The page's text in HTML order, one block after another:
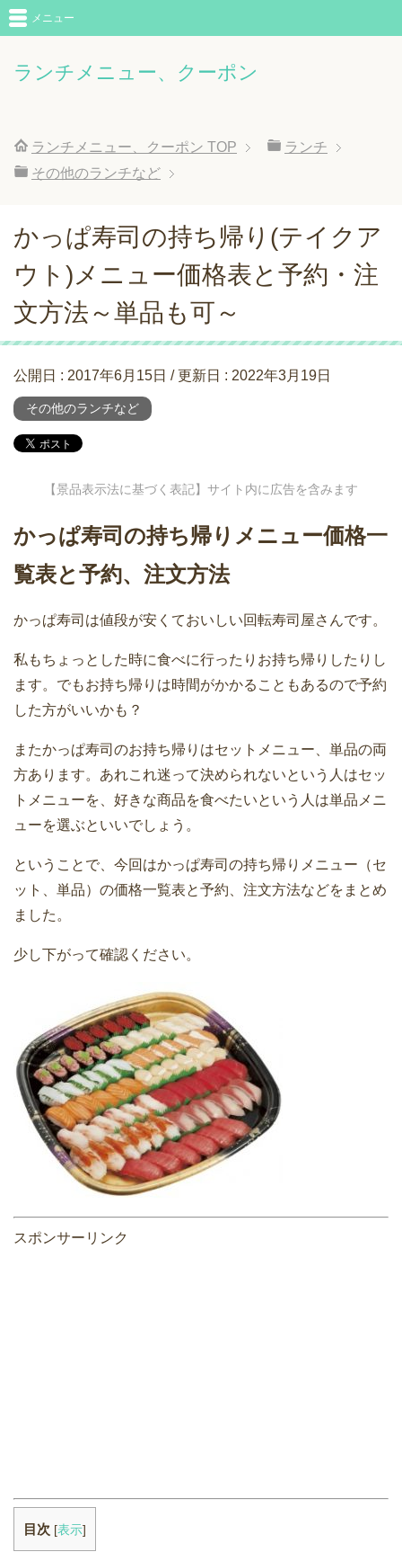
ランチメニュー、クーポン
メニュー
ランチメニュー、クーポン TOP
ランチ
その他のランチなど
かっぱ寿司の持ち帰り(テイクア
ウト)メニュー価格表と予約・注
文方法～単品も可～
公開日 : 2017年6月15日 / 更新日 : 2022年3月19日
その他のランチなど
【景品表示法に基づく表記】サイト内に広告を含みます
かっぱ寿司の持ち帰りメニュー価格一
覧表と予約、注文方法
かっぱ寿司は値段が安くておいしい回転寿司屋さんです。
私もちょっとした時に食べに行ったりお持ち帰りしたりし
ます。でもお持ち帰りは時間がかかることもあるので予約
した方がいいかも？
またかっぱ寿司のお持ち帰りはセットメニュー、単品の両
方あります。あれこれ迷って決められないという人はセッ
トメニューを、好きな商品を食べたいという人は単品メニ
ューを選ぶといいでしょう。
ということで、今回はかっぱ寿司の持ち帰りメニュー（セ
ット、単品）の価格一覧表と予約、注文方法などをまとめ
ました。
少し下がって確認ください。
スポンサーリンク
目次 [表示]